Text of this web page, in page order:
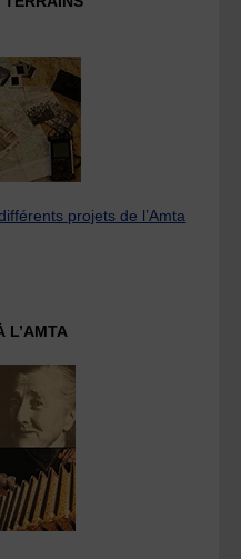
projets de l’Amta
L’AMTA